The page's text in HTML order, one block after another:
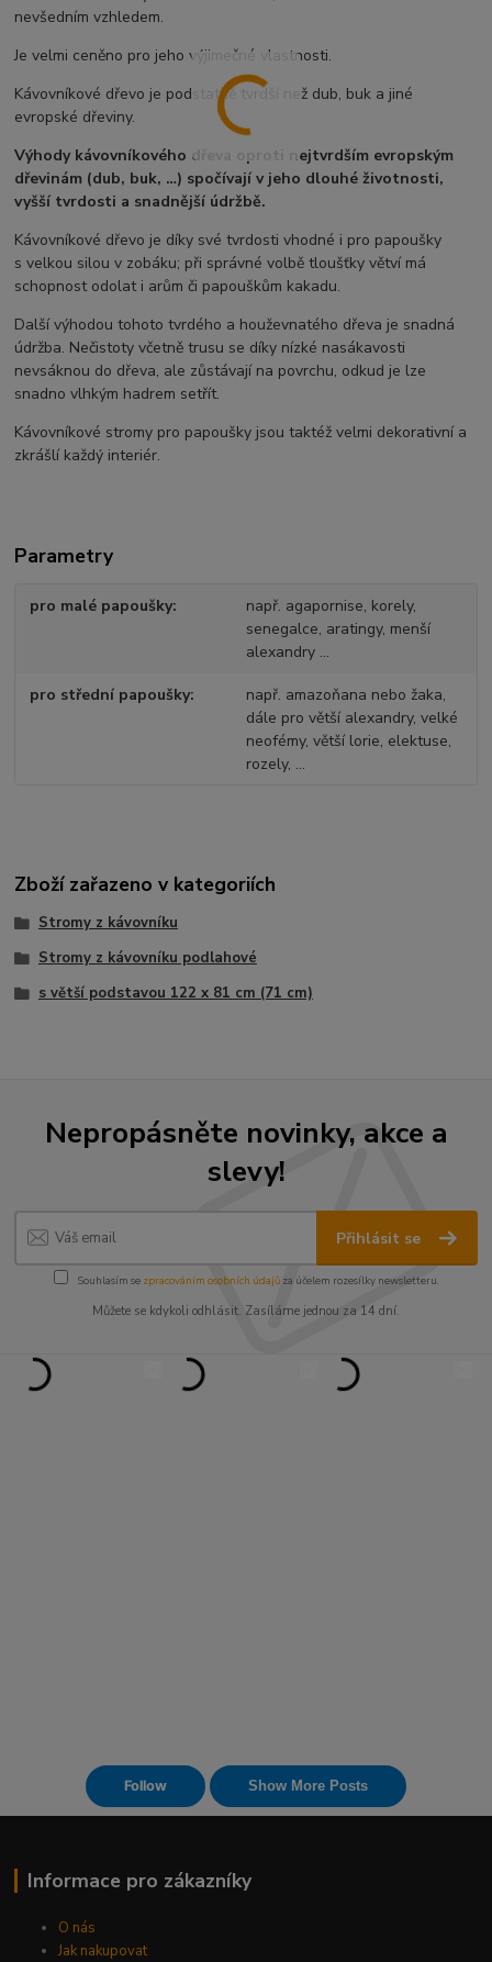
nevšedním vzhledem.
Je velmi ceněno pro jeho výjimečné vlastnosti.
Kávovníkové dřevo je podstatně tvrdší než dub, buk a jiné
evropské dřeviny.
Výhody kávovníkového dřeva oproti nejtvrdším evropským
dřevinám (dub, buk, …) spočívají v jeho dlouhé životnosti,
vyšší tvrdosti a snadnější údržbě.
Kávovníkové dřevo je díky své tvrdosti vhodné i pro papoušky
s velkou silou v zobáku; při správné volbě tloušťky větví má
schopnost odolat i arům či papouškům kakadu.
Další výhodou tohoto tvrdého a houževnatého dřeva je snadná
údržba. Nečistoty včetně trusu se díky nízké nasákavosti
nevsáknou do dřeva, ale zůstávají na povrchu, odkud je lze
snadno vlhkým hadrem setřít.
Kávovníkové stromy pro papoušky jsou taktéž velmi dekorativní a
zkrášlí každý interiér.
Parametry
pro malé papoušky
např. agapornise, korely,
senegalce, aratingy, menší
alexandry ...
pro střední papoušky
např. amazoňana nebo žaka,
dále pro větší alexandry, velké
neofémy, větší lorie, elektuse,
rozely, ...
Zboží zařazeno v kategoriích
Stromy z kávovníku
Stromy z kávovníku podlahové
s větší podstavou 122 x 81 cm (71 cm)
Nepropásněte novinky, akce a
slevy!
Přihlásit se
Souhlasím se zpracováním osobních údajůza účelem rozesílky newsletteru.
Můžete se kdykoli odhlásit. Zasíláme jednou za 14 dní.
Informace pro zákazníky
O nás
Jak nakupovat